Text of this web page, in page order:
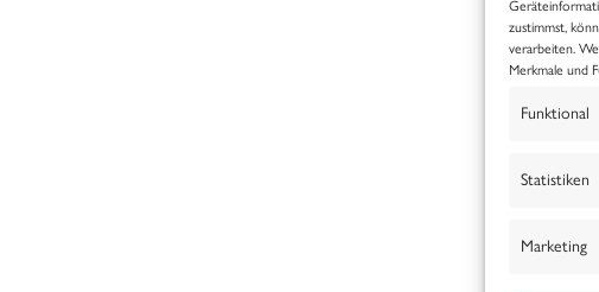
zustimmst,
verarbeiten.
Merkmale und
Funktional
Statistiken
Marketing